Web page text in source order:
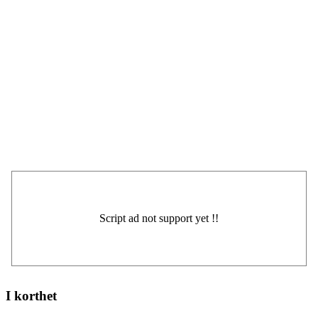
I korthet